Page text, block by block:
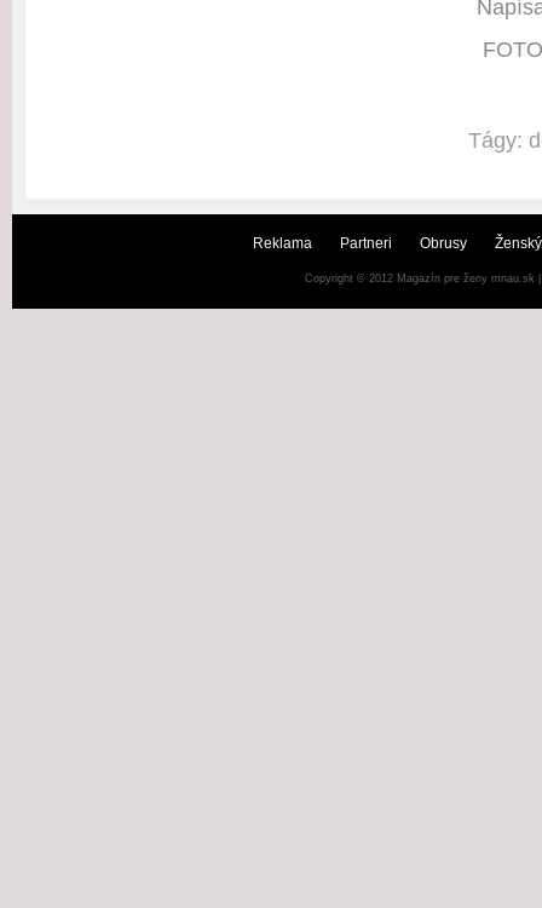
Tágy:
Reklama Partneri Obrusy
Copyright © 2012 Magazín pre ženy mnau.sk